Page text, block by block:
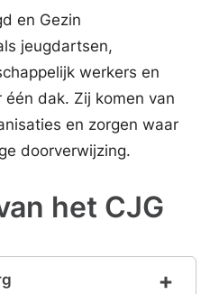
en Gezin
jeugdartsen,
werkers en
dak. Zij komen van
en zorgen waar
doorverwijzing.
het CJG